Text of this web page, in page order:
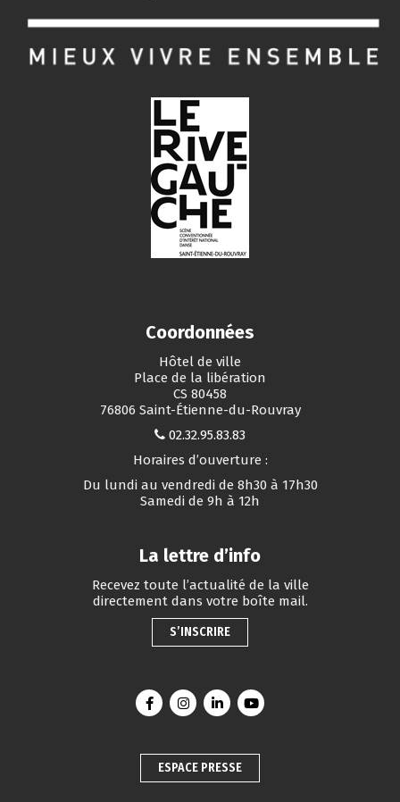
Coordonnées
Hôtel de ville
Place de la libération
CS 80458
76806 Saint-Étienne-du-Rouvray
02.32.95.83.83
Horaires d’ouverture :
Du lundi au vendredi de 8h30 à 17h30
Samedi de 9h à 12h
La lettre d’info
Recevez toute l’actualité de la ville
directement dans votre boîte mail.
S’INSCRIRE
Lien vers le compte Facebook
Lien vers le compte Instagram
Lien vers le compte Linkedin
Lien vers la chaîne
ESPACE PRESSE